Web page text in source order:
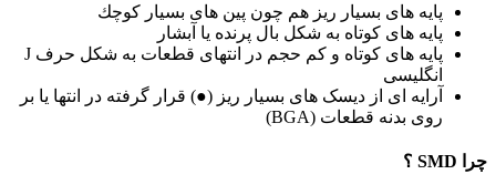
پایه های بسیار ریز هم چون پین های بسیار كوچك
پایه های كوتاه به شكل بال پرنده یا آبشار
پایه های كوتاه و كم حجم در انتهای قطعات به شكل حرف J
انگلیسی
آرایه ای از دیسک های بسیار ریز (●) قرار گرفته در انتها یا بر
روی بدنه قطعات (BGA)
چرا SMD ؟